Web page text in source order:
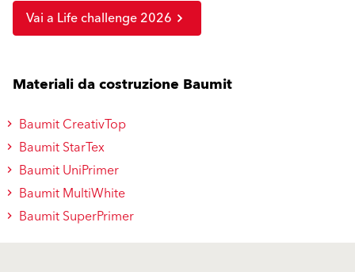
Vai a Life challenge 2026
Materiali da costruzione Baumit
Baumit CreativTop
Baumit StarTex
Baumit UniPrimer
Baumit MultiWhite
Baumit SuperPrimer